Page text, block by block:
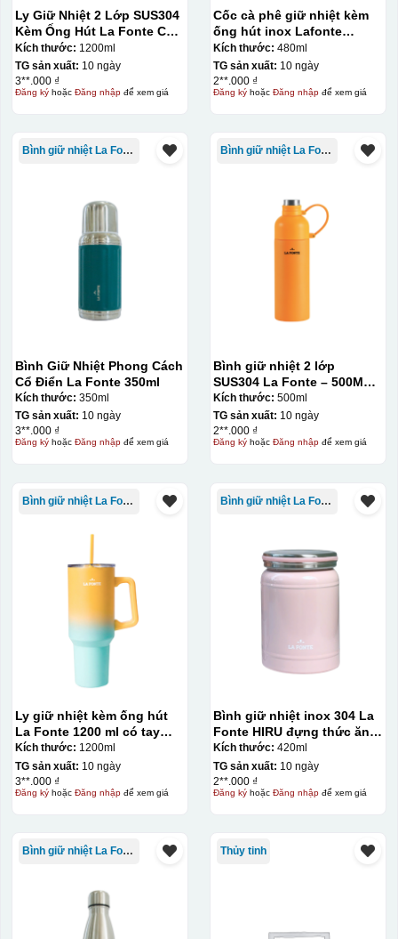
Ly Giữ Nhiệt 2 Lớp SUS304
Kèm Ống Hút La Fonte Có
Tay Cầm 1200ml
Kích thước: 1200ml
TG sản xuất: 10 ngày
3**.000 ₫
Đăng kýhoặc Đăng nhậpđể xem giá
Cốc cà phê giữ nhiệt kèm
ống hút inox Lafonte
480ML – 012782
Kích thước: 480ml
TG sản xuất: 10 ngày
2**.000 ₫
Đăng kýhoặc Đăng nhậpđể xem giá
Bình giữ nhiệt La Fonte
Bình Giữ Nhiệt Phong Cách
Cổ Điển La Fonte 350ml
Kích thước: 350ml
TG sản xuất: 10 ngày
3**.000 ₫
Đăng kýhoặc Đăng nhậpđể xem giá
Bình giữ nhiệt La Fonte
Bình giữ nhiệt 2 lớp
SUS304 La Fonte – 500ML –
012737
Kích thước: 500ml
TG sản xuất: 10 ngày
2**.000 ₫
Đăng kýhoặc Đăng nhậpđể xem giá
Bình giữ nhiệt La Fonte
Ly giữ nhiệt kèm ống hút
La Fonte 1200 ml có tay
cầm – 012317
Kích thước: 1200ml
TG sản xuất: 10 ngày
3**.000 ₫
Đăng kýhoặc Đăng nhậpđể xem giá
Bình giữ nhiệt La Fonte
Bình giữ nhiệt inox 304 La
Fonte HIRU đựng thức ăn
420 ml – 012348
Kích thước: 420ml
TG sản xuất: 10 ngày
2**.000 ₫
Đăng kýhoặc Đăng nhậpđể xem giá
Bình giữ nhiệt La Fonte Thủy tinh